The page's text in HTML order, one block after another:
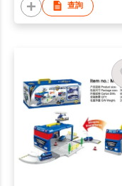
查詢